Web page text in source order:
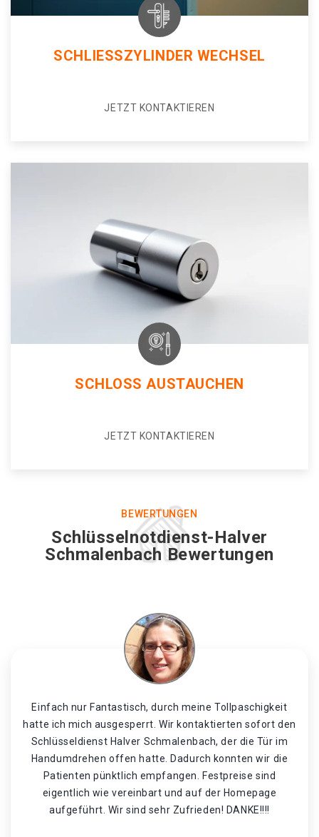
SCHLIESSZYLINDER WECHSEL
JETZT KONTAKTIEREN
SCHLOSS AUSTAUCHEN
JETZT KONTAKTIEREN
BEWERTUNGEN
Schlüsselnotdienst-Halver
Schmalenbach Bewertungen
Einfach nur Fantastisch, durch meine Tollpaschigkeit
hatte ich mich ausgesperrt. Wir kontaktierten sofort den
Schlüsseldienst Halver Schmalenbach, der die Tür im
Handumdrehen offen hatte. Dadurch konnten wir die
Patienten pünktlich empfangen. Festpreise sind
eigentlich wie vereinbart und auf der Homepage
aufgeführt. Wir sind sehr Zufrieden! DANKE!!!!